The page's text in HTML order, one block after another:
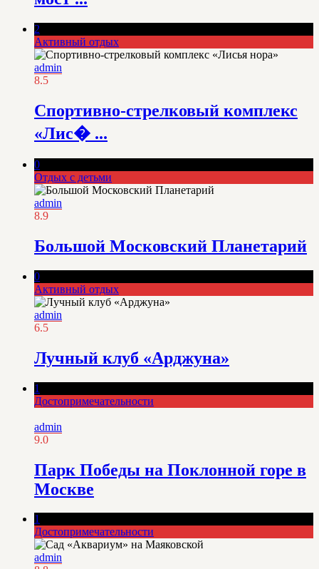
2
Активный отдых
admin
8.5
Спортивно-стрелковый комплекс
«Лис� ...
0
Отдых с детьми
admin
8.9
Большой Московский Планетарий
0
Активный отдых
admin
6.5
Лучный клуб «Арджуна»
1
Достопримечательности
admin
9.0
Парк Победы на Поклонной горе в
Москве
1
Достопримечательности
admin